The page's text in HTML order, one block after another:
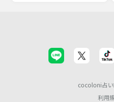
cocoloni占
利用